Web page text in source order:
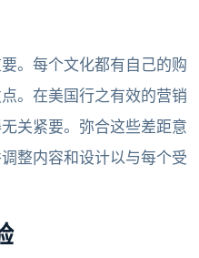
。每个文化都有自己的购
。在美国行之有效的营销
关紧要。弥合这些差距意
整内容和设计以与每个受